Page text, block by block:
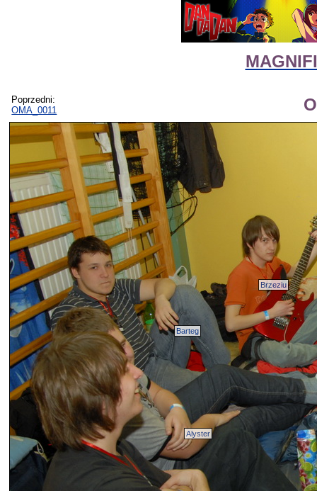
Poprzedni:
OMA_0011
Alyster
Barteg
Brzeziu